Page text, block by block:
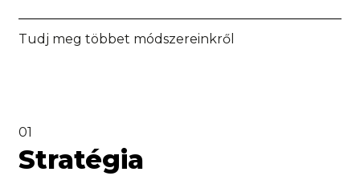
Tudj meg többet módszereinkről
01
Stratégia